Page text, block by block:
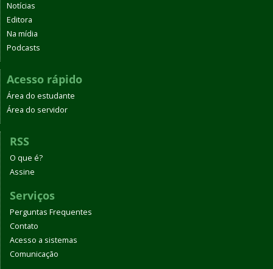
Notícias
Editora
Na mídia
Podcasts
Acesso rápido
Área do estudante
Área do servidor
RSS
O que é?
Assine
Serviços
Perguntas Frequentes
Contato
Acesso a sistemas
Comunicação